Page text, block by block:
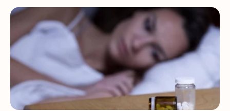
перекуса может помешать вам получить
необходимого качества сон. Ниже мы собрали
три перекуса, которые являются полезными и
вкусными. Это нут, киви и терпкий вишневый
сок.
Опасность успокоительных, которые широко